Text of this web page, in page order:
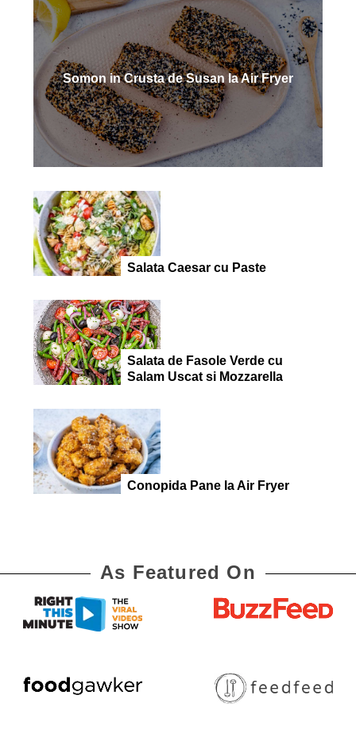
Somon in Crusta de Susan la Air Fryer
Salata Caesar cu Paste
Salata de Fasole Verde cu
Salam Uscat si Mozzarella
Conopida Pane la Air Fryer
As Featured On